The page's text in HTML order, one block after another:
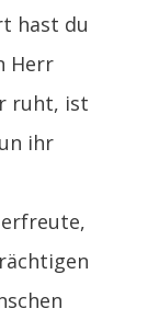
hast du
Herr
ruht, ist
ihr